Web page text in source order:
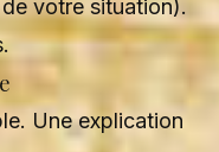
votre situation).
Une explication